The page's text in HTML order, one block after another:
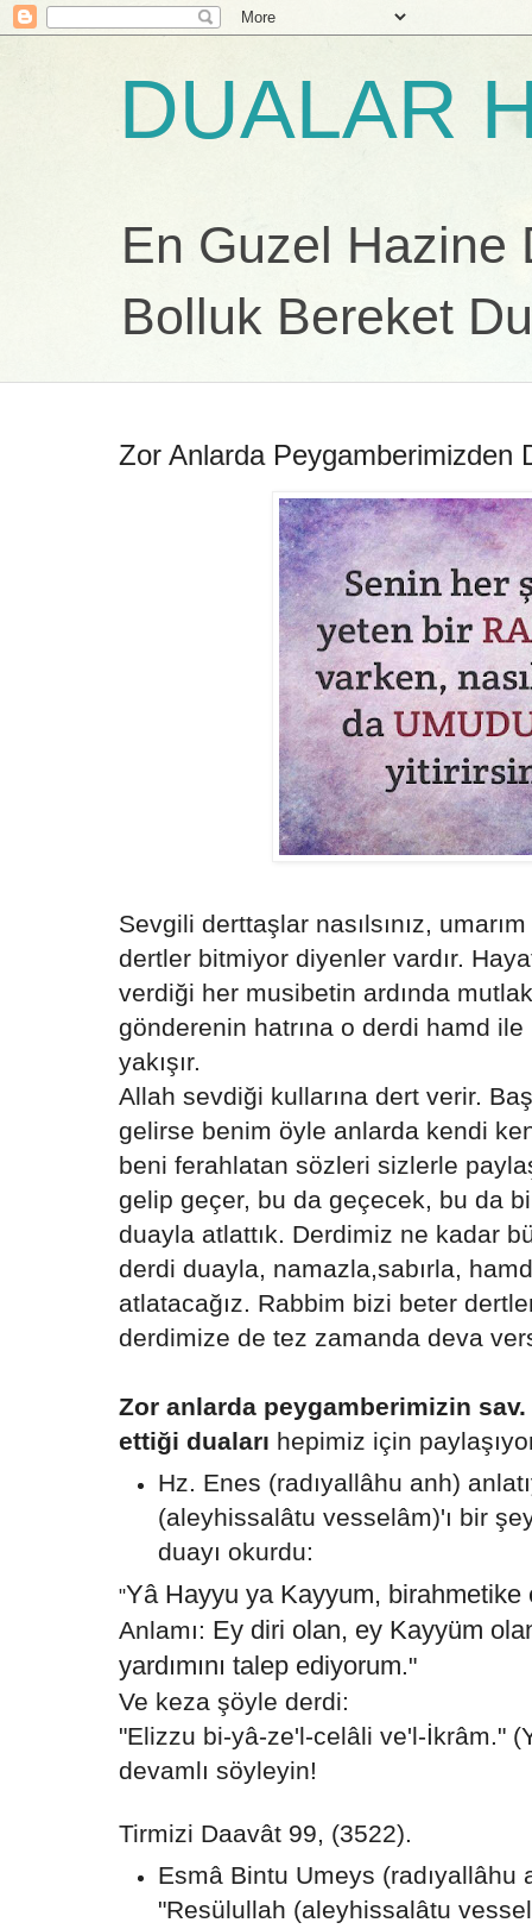
DUALAR
En Guzel Hazine
Bolluk Bereket
Zor Anlarda Peygamberimizden
Sevgili derttaşlar nasılsınız,
dertler bitmiyor diyenler vardır.
verdiği her musibetin ardında
gönderenin hatrına o derdi hamd
yakışır.
Allah sevdiği kullarına dert verir.
gelirse benim öyle anlarda kendi
beni ferahlatan sözleri sizlerle
gelip geçer, bu da geçecek, bu da
duayla atlattık. Derdimiz ne kadar
derdi duayla, namazla,sabırla,
atlatacağız. Rabbim bizi beter
derdimize de tez zamanda deva
Zor anlarda peygamberimizin sav.
ettiği duaları hepimiz için
Hz. Enes (radıyallâhu anh)
(aleyhissalâtu vesselâm)'ı bir
duayı okurdu:
"Yâ Hayyu ya Kayyum, birahmetike
Anlamı: Ey diri olan, ey Kayyüm
yardımını talep ediyorum."
Ve keza şöyle derdi:
"Elizzu bi-yâ-ze'l-celâli ve'l-İkrâm."
devamlı söyleyin!
Tirmizi Daavât 99, (3522).
Esmâ Bintu Umeys (radıyallâhu
"Resülullah (aleyhissalâtu